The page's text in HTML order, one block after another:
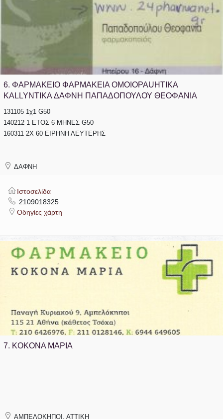
6. ΦΑΡΜΑΚΕΙΟ ΦΑΡΜΑΚΕΙΑ OMOIOPAUHTIKA
KALLYNTIKA ΔΑΦΝΗ ΠΑΠΑΔΟΠΟΥΛΟΥ ΘΕΟΦΑΝΙΑ
131105 1χ1 G50
140212 1 ΕΤΟΣ 6 ΜΗΝΕΣ G50
160311 2X 60 ΕΙΡΗΝΗ ΛΕΥΤΕΡΗΣ
ΔΑΦΝΗ
Ιστοσελίδα
2109018325
Οδηγίες χάρτη
7. ΚΟΚΟΝΑ ΜΑΡΙΑ
ΑΜΠΕΛΟΚΗΠΟΙ, ΑΤΤΙΚΗ